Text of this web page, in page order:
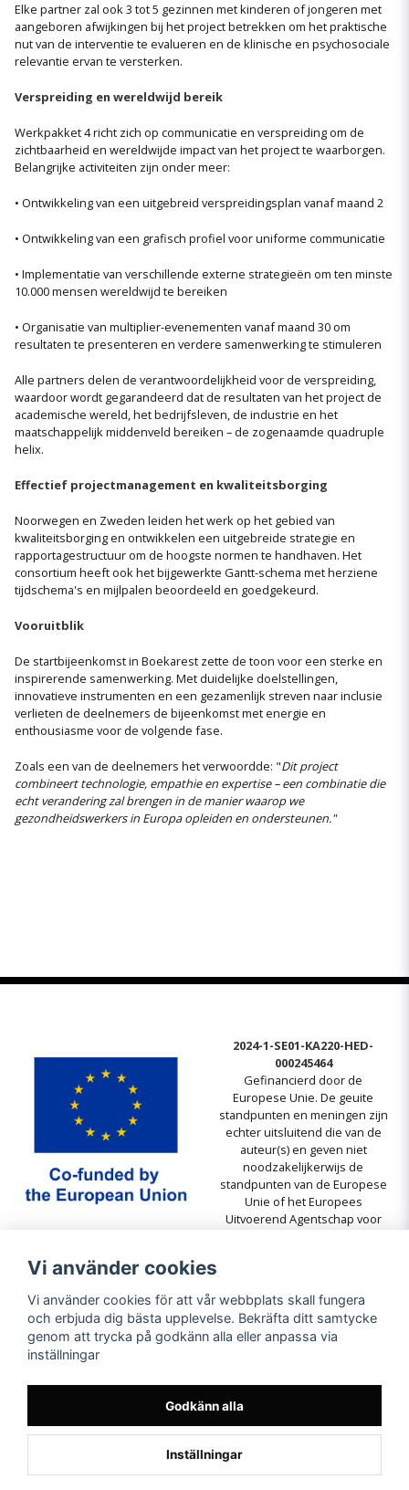
Elke partner zal ook 3 tot 5 gezinnen met kinderen of jongeren met
aangeboren afwijkingen bij het project betrekken om het praktische
nut van de interventie te evalueren en de klinische en psychosociale
relevantie ervan te versterken.
Verspreiding en wereldwijd bereik
Werkpakket 4 richt zich op communicatie en verspreiding om de
zichtbaarheid en wereldwijde impact van het project te waarborgen.
Belangrijke activiteiten zijn onder meer:
• Ontwikkeling van een uitgebreid verspreidingsplan vanaf maand 2
• Ontwikkeling van een grafisch profiel voor uniforme communicatie
• Implementatie van verschillende externe strategieën om ten minste
10.000 mensen wereldwijd te bereiken
• Organisatie van multiplier-evenementen vanaf maand 30 om
resultaten te presenteren en verdere samenwerking te stimuleren
Alle partners delen de verantwoordelijkheid voor de verspreiding,
waardoor wordt gegarandeerd dat de resultaten van het project de
academische wereld, het bedrijfsleven, de industrie en het
maatschappelijk middenveld bereiken – de zogenaamde quadruple
helix.
Effectief projectmanagement en kwaliteitsborging
Noorwegen en Zweden leiden het werk op het gebied van
kwaliteitsborging en ontwikkelen een uitgebreide strategie en
rapportagestructuur om de hoogste normen te handhaven. Het
consortium heeft ook het bijgewerkte Gantt-schema met herziene
tijdschema's en mijlpalen beoordeeld en goedgekeurd.
Vooruitblik
De startbijeenkomst in Boekarest zette de toon voor een sterke en
inspirerende samenwerking. Met duidelijke doelstellingen,
innovatieve instrumenten en een gezamenlijk streven naar inclusie
verlieten de deelnemers de bijeenkomst met energie en
enthousiasme voor de volgende fase.
Zoals een van de deelnemers het verwoordde: "Dit project
combineert technologie, empathie en expertise – een combinatie die
echt verandering zal brengen in de manier waarop we
gezondheidswerkers in Europa opleiden en ondersteunen."
2024-1-SE01-KA220-HED-
000245464
Gefinancierd door de
Europese Unie. De geuite
standpunten en meningen zijn
echter uitsluitend die van de
auteur(s) en geven niet
noodzakelijkerwijs de
standpunten van de Europese
Unie of het Europees
Uitvoerend Agentschap voor
Vi använder cookies
Vi använder cookies för att vår webbplats skall fungera
och erbjuda dig bästa upplevelse. Bekräfta ditt samtycke
genom att trycka på godkänn alla eller anpassa via
inställningar
Godkänn alla
Inställningar